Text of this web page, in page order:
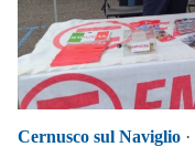
Cernusco sul Naviglio